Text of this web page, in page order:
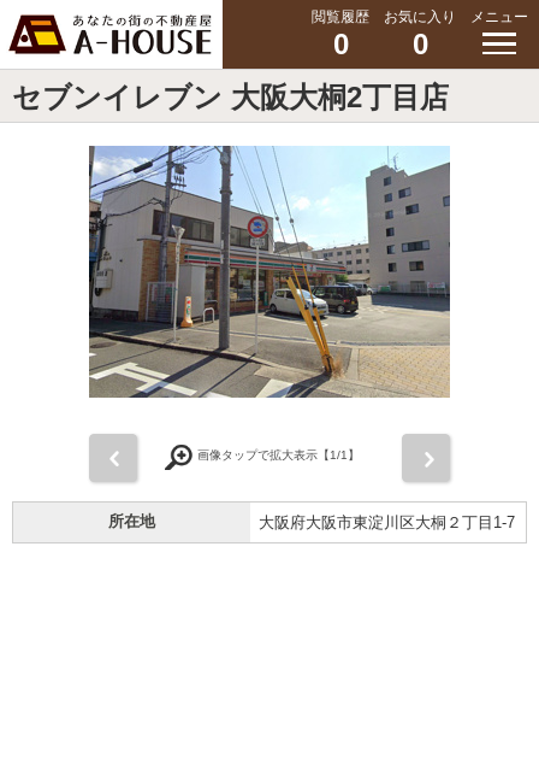
閲覧履歴
0
お気に入り
0
メニュー
セブンイレブン 大阪大桐2丁目店
画像タップで拡大表示【1/1】
所在地 大阪府大阪市東淀川区大桐２丁目1-7